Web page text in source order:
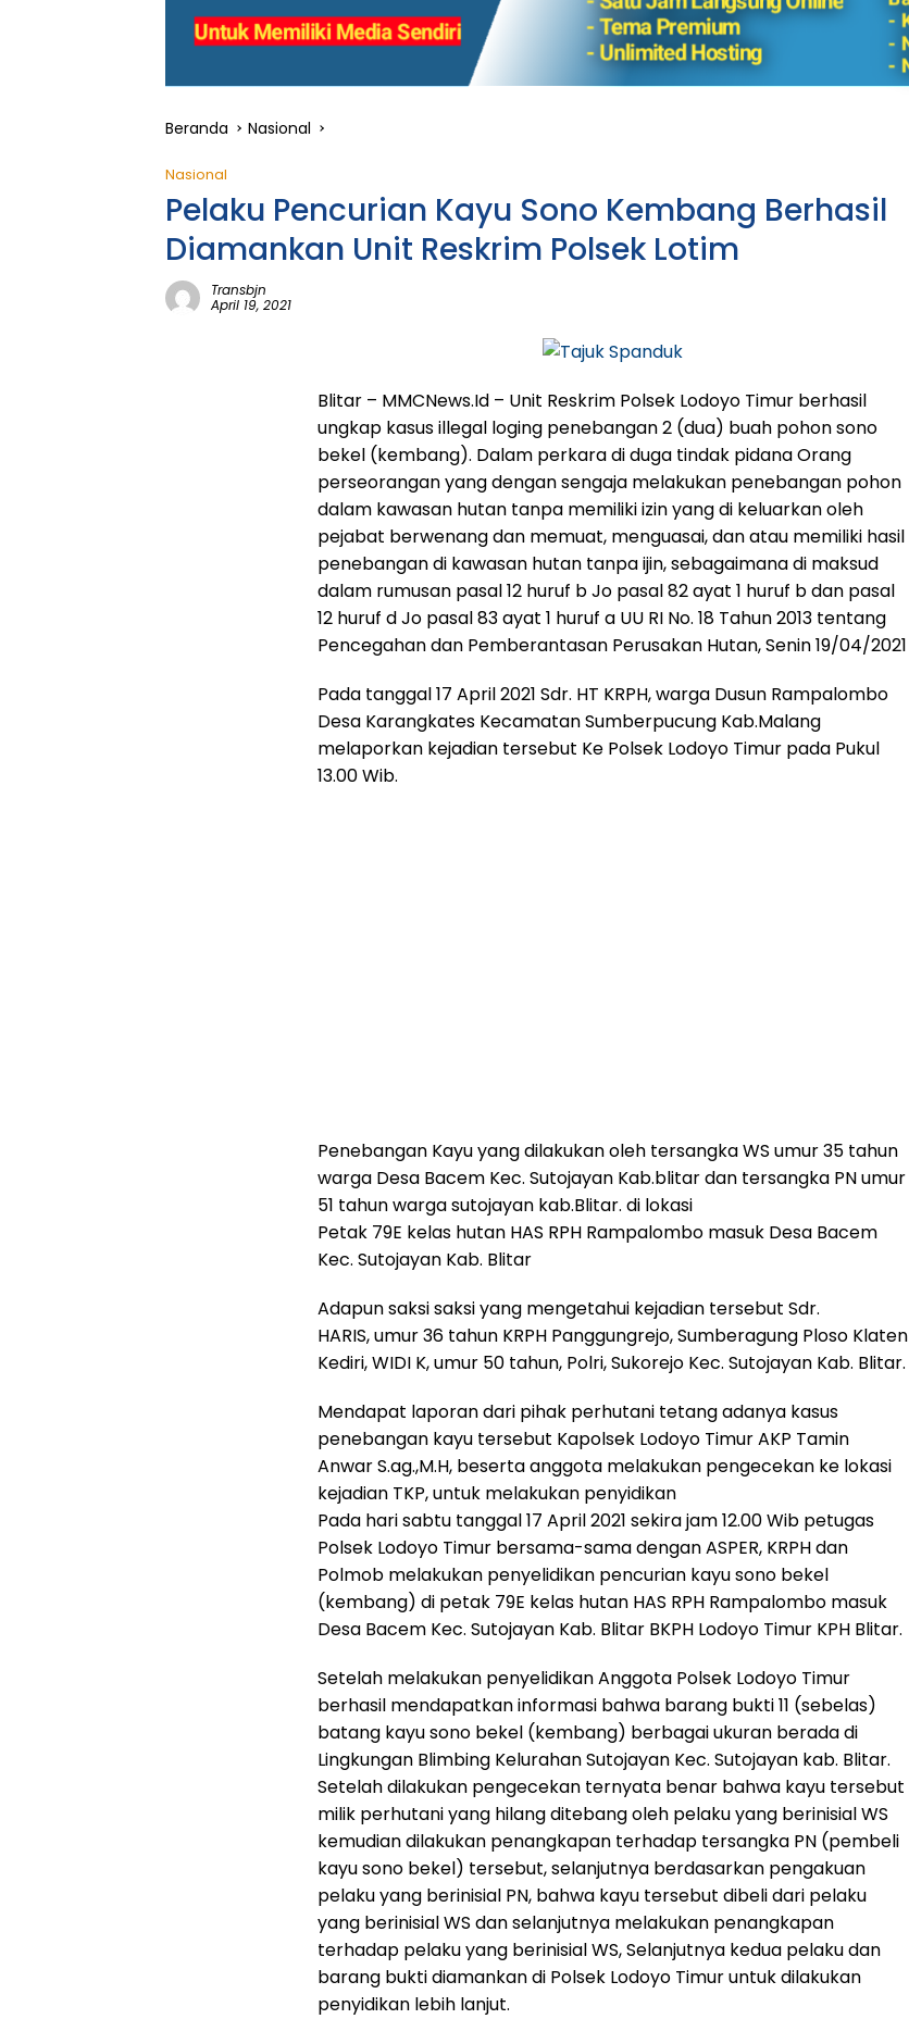
Beranda Nasional
Nasional
Pelaku Pencurian Kayu Sono Kembang Berhasil
Diamankan Unit Reskrim Polsek Lotim
Transbjn
April 19, 2021
Blitar – MMCNews.Id – Unit Reskrim Polsek Lodoyo Timur berhasil
ungkap kasus illegal loging penebangan 2 (dua) buah pohon sono
bekel (kembang). Dalam perkara di duga tindak pidana Orang
perseorangan yang dengan sengaja melakukan penebangan pohon
dalam kawasan hutan tanpa memiliki izin yang di keluarkan oleh
pejabat berwenang dan memuat, menguasai, dan atau memiliki hasil
penebangan di kawasan hutan tanpa ijin, sebagaimana di maksud
dalam rumusan pasal 12 huruf b Jo pasal 82 ayat 1 huruf b dan pasal
12 huruf d Jo pasal 83 ayat 1 huruf a UU RI No. 18 Tahun 2013 tentang
Pencegahan dan Pemberantasan Perusakan Hutan, Senin 19/04/2021
Pada tanggal 17 April 2021 Sdr. HT KRPH, warga Dusun Rampalombo
Desa Karangkates Kecamatan Sumberpucung Kab.Malang
melaporkan kejadian tersebut Ke Polsek Lodoyo Timur pada Pukul
13.00 Wib.
Penebangan Kayu yang dilakukan oleh tersangka WS umur 35 tahun
warga Desa Bacem Kec. Sutojayan Kab.blitar dan tersangka PN umur
51 tahun warga sutojayan kab.Blitar. di lokasi
Petak 79E kelas hutan HAS RPH Rampalombo masuk Desa Bacem
Kec. Sutojayan Kab. Blitar
Adapun saksi saksi yang mengetahui kejadian tersebut Sdr.
HARIS, umur 36 tahun KRPH Panggungrejo, Sumberagung Ploso Klaten
Kediri, WIDI K, umur 50 tahun, Polri, Sukorejo Kec. Sutojayan Kab. Blitar.
Mendapat laporan dari pihak perhutani tetang adanya kasus
penebangan kayu tersebut Kapolsek Lodoyo Timur AKP Tamin
Anwar S.ag.,M.H, beserta anggota melakukan pengecekan ke lokasi
kejadian TKP, untuk melakukan penyidikan
Pada hari sabtu tanggal 17 April 2021 sekira jam 12.00 Wib petugas
Polsek Lodoyo Timur bersama-sama dengan ASPER, KRPH dan
Polmob melakukan penyelidikan pencurian kayu sono bekel
(kembang) di petak 79E kelas hutan HAS RPH Rampalombo masuk
Desa Bacem Kec. Sutojayan Kab. Blitar BKPH Lodoyo Timur KPH Blitar.
Setelah melakukan penyelidikan Anggota Polsek Lodoyo Timur
berhasil mendapatkan informasi bahwa barang bukti 11 (sebelas)
batang kayu sono bekel (kembang) berbagai ukuran berada di
Lingkungan Blimbing Kelurahan Sutojayan Kec. Sutojayan kab. Blitar.
Setelah dilakukan pengecekan ternyata benar bahwa kayu tersebut
milik perhutani yang hilang ditebang oleh pelaku yang berinisial WS
kemudian dilakukan penangkapan terhadap tersangka PN (pembeli
kayu sono bekel) tersebut, selanjutnya berdasarkan pengakuan
pelaku yang berinisial PN, bahwa kayu tersebut dibeli dari pelaku
yang berinisial WS dan selanjutnya melakukan penangkapan
terhadap pelaku yang berinisial WS, Selanjutnya kedua pelaku dan
barang bukti diamankan di Polsek Lodoyo Timur untuk dilakukan
penyidikan lebih lanjut.